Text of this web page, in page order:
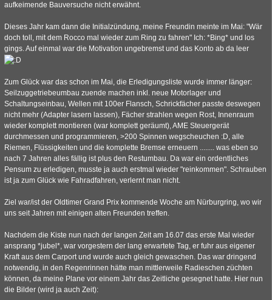
aufkeimende Bauversuche nicht erwähnt.
Dieses Jahr kam dann die Initialzündung, meine Freundin meinte im Mai: "Wär
doch toll, mit dem Rocco mal wieder zum Ring zu fahren" Ich: *Bing* und los
gings. Auf einmal war die Motivation ungebremst und das Konto ab da leer
Zum Glück war das schon im Mai, die Erledigungsliste wurde immer länger:
Seilzuggetriebeumbau zuende machen inkl. neue Motorlager und
Schaltungseinbau, Wellen mit 100er Flansch, Schrickfächer passte deswegen
nicht mehr (Adapter lasern lassen), Fächer strahlen wegen Rost, Innenraum
wieder komplett montieren (war komplett geräumt), AME Steuergerät
durchmessen und programmieren, >200 Spinnen wegscheuchen :D, alle
Riemen, Flüssigkeiten und die komplette Bremse erneuern ........ was eben so
nach 7 Jahren alles fällig ist plus den Restumbau. Da war ein ordentliches
Pensum zu erledigen, musste ja auch erstmal wieder "reinkommen". Schrauben
ist ja zum Glück wie Fahradfahren, verlernt man nicht.
Ziel war/ist der Oldtimer Grand Prix kommende Woche am Nürburgring, wo wir
uns seit Jahren mit einigen alten Freunden treffen.
Nachdem die Kiste nun nach der langen Zeit am 16.07 das erste Mal wieder
ansprang *jubel*, war vorgestern der lang erwartete Tag, er fuhr aus eigener
Kraft aus dem Carport und wurde auch gleich gewaschen. Das war dringend
notwendig, in den Regenrinnen hätte man mittlerweile Radieschen züchten
können, da meine Plane vor einem Jahr das Zeitliche gesegnet hatte. Hier nun
die Bilder (wird ja auch Zeit):